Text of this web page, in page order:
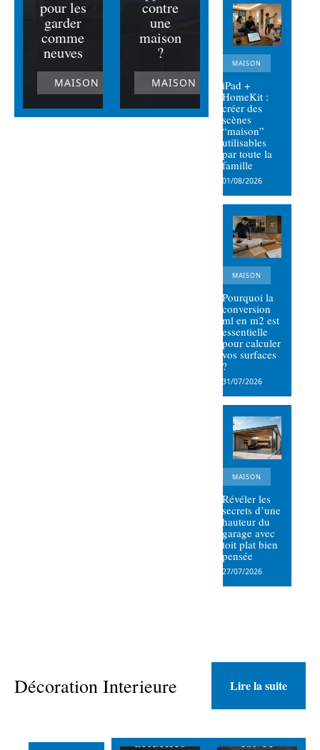
pour les
garder
comme
neuves
MAISON
contre
une
maison
?
MAISON
MAISON
iPad +
HomeKit :
créer des
scènes
“maison”
utilisables
par toute la
famille
01/08/2026
MAISON
Pourquoi la
conversion
ml en m2 est
essentielle
pour calculer
vos surfaces
?
31/07/2026
MAISON
Révéler les
secrets d’une
hauteur du
garage avec
toit plat bien
pensée
27/07/2026
Décoration Interieure Lire la suite
e en
couleur :
actuelles
du
est-ce